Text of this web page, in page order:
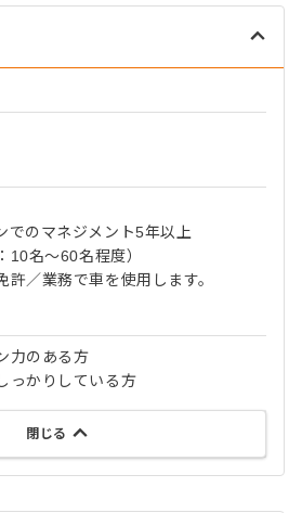
でのマネジメント5年以上
10名〜60名程度）
／業務で車を使用します。
力のある方
っかりしている方
閉じる